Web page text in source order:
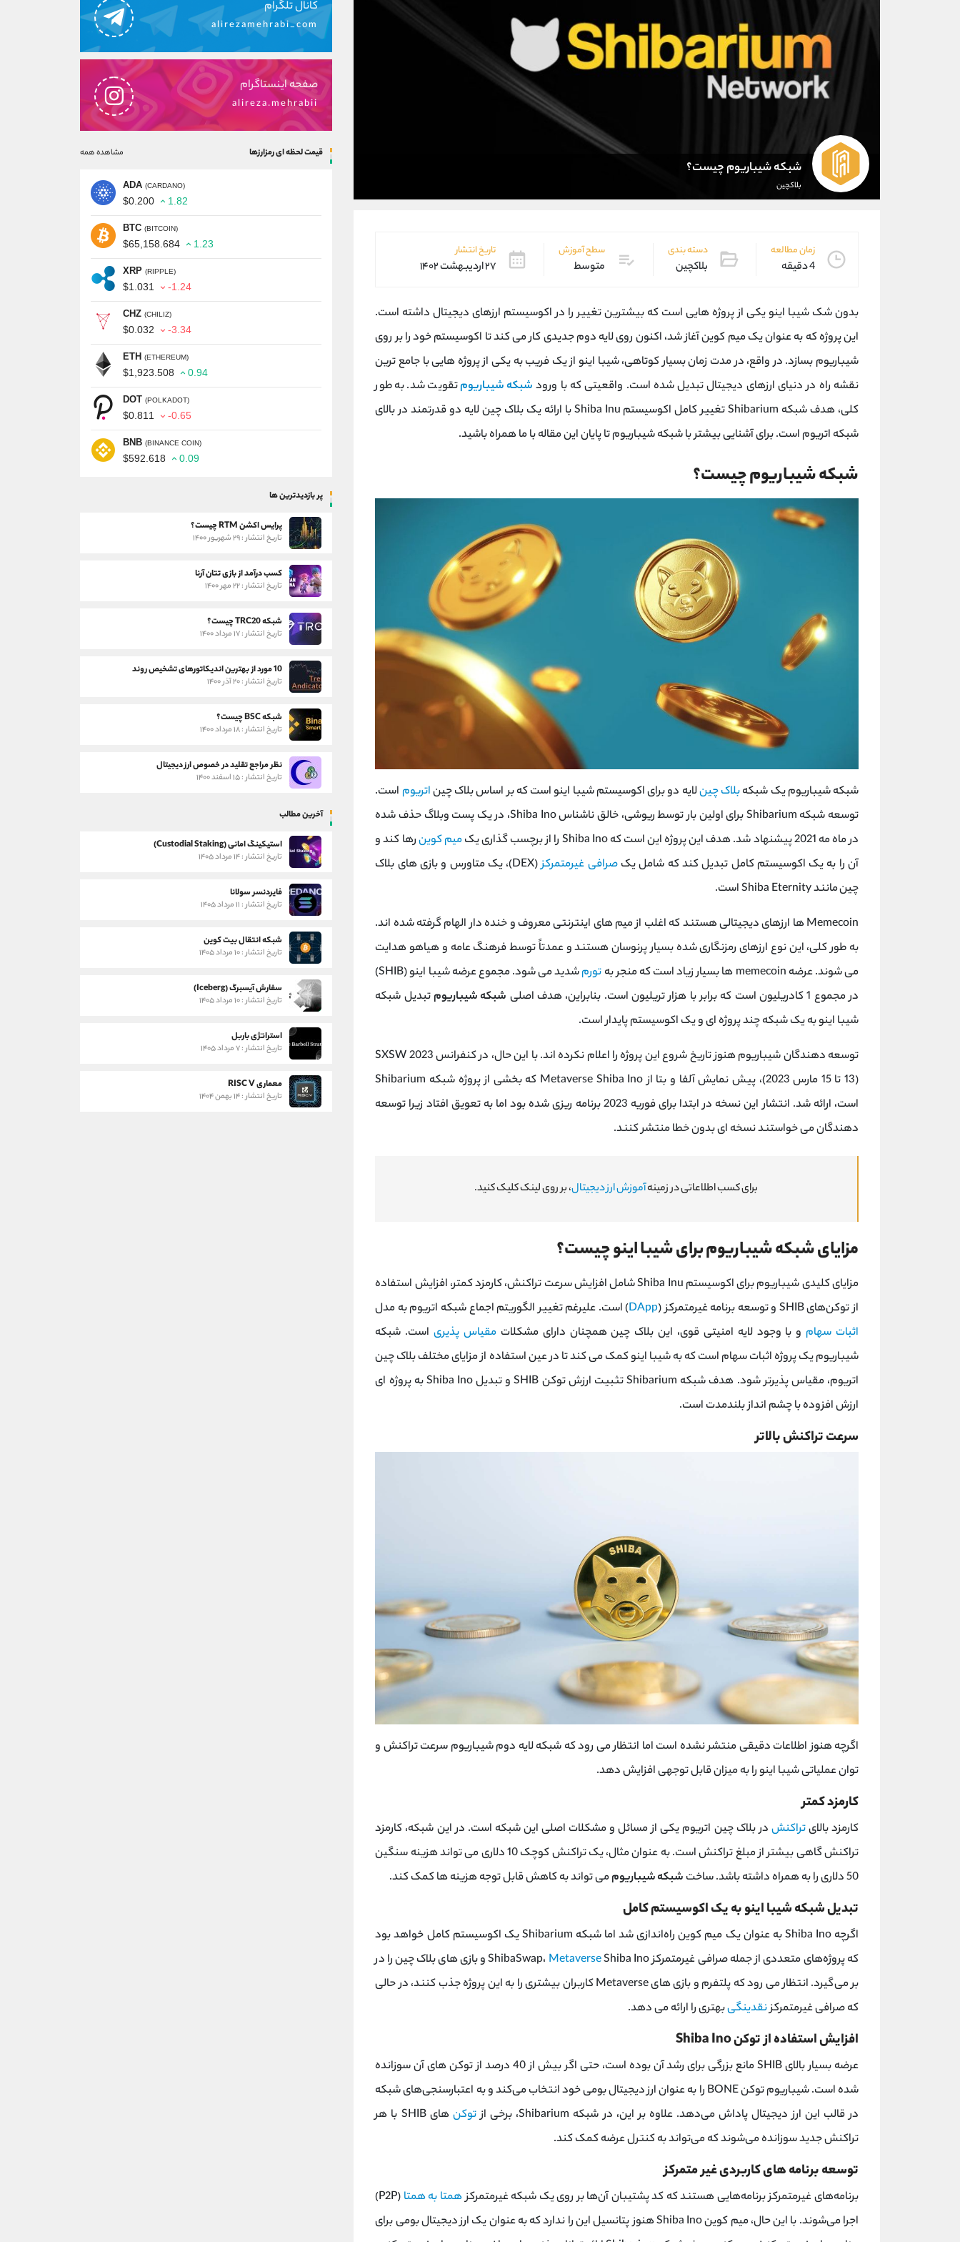
شبکه شیباریوم چیست؟
بلاکچین
زمان مطالعه
4 دقیقه
دسته بندی
بلاکچین
سطح آموزش
متوسط
تاریخ انتشار
۲۷ اردیبهشت ۱۴۰۲
بدون شک شیبا اینو یکی از پروژه هایی است که بیشترین تغییر را در اکوسیستم ارزهای دیجیتال داشته است.
این پروژه که به عنوان یک میم کوین آغاز شد، اکنون روی لایه دوم جدیدی کار می کند تا اکوسیستم خود را بر روی
شیباریوم بسازد. در واقع، در مدت زمان بسیار کوتاهی، شیبا اینو از یک فریب به یکی از پروژه هایی با جامع ترین
نقشه راه در دنیای ارزهای دیجیتال تبدیل شده است. واقعیتی که با ورود شبکه شیباریومتقویت شد. به طور
کلی، هدف شبکه Shibarium تغییر کامل اکوسیستم Shiba Inu با ارائه یک بلاک چین لایه دو قدرتمند در بالای
شبکه اتریوم است. برای آشنایی بیشتر با شبکه شیباریوم تا پایان این مقاله با ما همراه باشید.
شبکه شیباریوم چیست؟
شبکه شیباریوم یک شبکهبلاک چینلایه دو برای اکوسیستم شیبا اینو است که بر اساس بلاک چیناتریوم است.
توسعه شبکه Shibarium برای اولین بار توسط ریوشی، خالق ناشناس Shiba Ino، در یک پست وبلاگ حذف شده
در ماه مه 2021 پیشنهاد شد. هدف این پروژه این است که Shiba Ino را از برچسب گذاری یک
میم کوینرها کند و
آن را به یک اکوسیستم کامل تبدیل کند که شامل یکصرافی غیرمتمرکز
(DEX)، یک متاورس و بازی‌ های بلاک
چین مانند Shiba Eternity است.
Memecoin ها ارزهای دیجیتالی هستند که اغلب از میم های اینترنتی معروف و خنده دار الهام گرفته شده اند.
به طور کلی، این نوع ارزهای رمزنگاری شده بسیار پرنوسان هستند و عمدتاً توسط فرهنگ عامه و هیاهو هدایت
می شوند. عرضه memecoin ها بسیار زیاد است که منجر به
تورم
شدید می شود. مجموع عرضه شیبا اینو (SHIB)
در مجموع 1 کادریلیون است که برابر با هزار تریلیون است. بنابراین، هدف اصلی
شبکه شیباریومتبدیل شبکه
شیبا اینو به یک شبکه چند پروژه ای و یک اکوسیستم پایدار است.
توسعه دهندگان شیباریوم هنوز تاریخ شروع این پروژه را اعلام نکرده اند. با این حال، در کنفرانس SXSW 2023
(13 تا 15 مارس 2023)، پیش نمایش آلفا و بتا از Metaverse Shiba Ino که بخشی از پروژه شبکه Shibarium
است، ارائه شد. انتشار این نسخه در ابتدا برای فوریه 2023 برنامه ریزی شده بود اما به تعویق افتاد زیرا توسعه
دهندگان می خواستند نسخه ای بدون خطا منتشر کنند.
برای کسب اطلاعاتی در زمینهآموزش ارز دیجیتال، بر روی لینک کلیک کنید.
مزایای شبکه شیباریوم برای شیبا اینو چیست؟
مزایای کلیدی شیباریوم برای اکوسیستم Shiba Inu شامل افزایش سرعت تراکنش، کارمزد کمتر، افزایش استفاده
از توکن‌های SHIB و توسعه برنامه غیرمتمرکز (
DApp) است. علیرغم تغییر الگوریتم اجماع شبکه اتریوم به مدل
اثبات سهام و با وجود لایه امنیتی قوی، این بلاک چین همچنان دارای مشکلاتمقیاس پذیریاست. شبکه
شیباریوم یک پروژه اثبات سهام است که به شیبا اینو کمک می کند تا در عین استفاده از مزایای مختلف بلاک چین
اتریوم، مقیاس پذیرتر شود. هدف شبکه Shibarium تثبیت ارزش توکن SHIB و تبدیل Shiba Ino به پروژه ای
ارزش افزوده با چشم انداز بلندمدت است.
سرعت تراکنش بالاتر
اگرچه هنوز اطلاعات دقیقی منتشر نشده است اما انتظار می رود که شبکه لایه دوم شیباریوم سرعت تراکنش و
توان عملیاتی شیبا اینو را به میزان قابل توجهی افزایش دهد.
کارمزد کمتر
کارمزد بالایتراکنش در بلاک چین اتریوم یکی از مسائل و مشکلات اصلی این شبکه است. در این شبکه، کارمزد
تراکنش گاهی بیشتر از مبلغ تراکنش است. به عنوان مثال، یک تراکنش کوچک 10 دلاری می تواند هزینه سنگین
50 دلاری را به همراه داشته باشد. ساخت
شبکه شیباریوممی تواند به کاهش قابل توجه هزینه ها کمک کند.
تبدیل شبکه شیبا اینو به یک اکوسیستم کامل
اگرچه Shiba Ino به عنوان یک میم کوین راه‌اندازی شد اما شبکه Shibarium یک اکوسیستم کامل خواهد بود
که پروژه‌های متعددی از جمله صرافی غیرمتمرکز ShibaSwap،
Metaverse
Shiba Ino و بازی‌ های بلاک چین را در
بر می‌گیرد. انتظار می رود که پلتفرم و بازی های Metaverse کاربران بیشتری را به این پروژه جذب کنند، در حالی
که صرافی غیرمتمرکزنقدینگیبهتری را ارائه می دهد.
افزایش استفاده از توکن Shiba Ino
عرضه بسیار بالای SHIB مانع بزرگی برای رشد آن بوده است، حتی اگر بیش از 40 درصد از توکن های آن سوزانده
شده است. شیباریوم توکن BONE را به عنوان ارز دیجیتال بومی خود انتخاب می‌کند و به اعتبارسنجی‌های شبکه
در قالب این ارز دیجیتال پاداش می‌دهد. علاوه بر این، در شبکه Shibarium، برخی از
توکن‌
های SHIB با هر
تراکنش جدید سوزانده می‌شوند که می‌تواند به کنترل عرضه کمک کند.
توسعه برنامه های کاربردی غیر متمرکز
برنامه‌های غیرمتمرکز برنامه‌هایی هستند که کد پشتیبان آن‌ها بر روی یک شبکه غیرمتمرکزهمتا به همتا
(P2P)
اجرا می‌شوند. با این حال، میم کوین Shiba Ino هنوز پتانسیل این را ندارد که به عنوان یک ارز دیجیتال بومی برای
کانال تلگرام
alirezamehrabi_com
صفحه اینستاگرام
alireza.mehrabii
قیمت لحظه ای رمزارزها مشاهده همه
ADA (CARDANO)
$0.200 1.82
BTC (BITCOIN)
$65,158.684 1.23
XRP (RIPPLE)
$1.031 -1.24
CHZ (CHILIZ)
$0.032 -3.34
ETH (ETHEREUM)
$1,923.508 0.94
DOT (POLKADOT)
$0.811 -0.65
BNB (BINANCE COIN)
$592.618 0.09
پر بازدیدترین ها
پرایس اکشن RTM چیست؟
تاریخ انتشار : ۲۹ شهریور ۱۴۰۰
کسب درآمد از بازی تتان آرنا
تاریخ انتشار : ۲۲ مهر ۱۴۰۰
شبکه TRC20 چیست؟
تاریخ انتشار : ۱۷ مرداد ۱۴۰۰
10 مورد از بهترین اندیکاتورهای تشخیص روند
تاریخ انتشار : ۲۰ آذر ۱۴۰۰
شبکه BSC چیست؟
تاریخ انتشار : ۱۸ مرداد ۱۴۰۰
نظر مراجع تقلید در خصوص ارز دیجیتال
تاریخ انتشار : ۱۵ اسفند ۱۴۰۰
آخرین مطالب
استیکینگ امانی (Custodial Staking)
تاریخ انتشار : ۱۴ مرداد ۱۴۰۵
فایردنسر سولانا
تاریخ انتشار : ۱۱ مرداد ۱۴۰۵
شبکه انتقال بیت کوین
تاریخ انتشار : ۱۰ مرداد ۱۴۰۵
سفارش آیسبرگ (Iceberg)
تاریخ انتشار : ۱۰ مرداد ۱۴۰۵
استراتژی باربل
تاریخ انتشار : ۷ مرداد ۱۴۰۵
معماری RISC V
تاریخ انتشار : ۱۴ بهمن ۱۴۰۴